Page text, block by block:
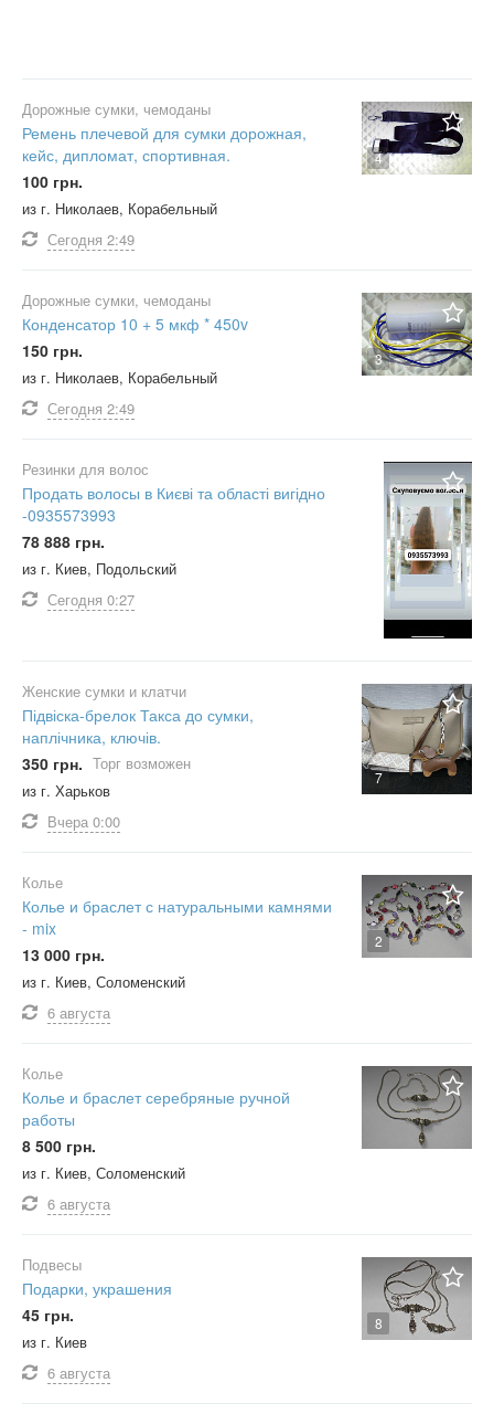
4
Дорожные сумки, чемоданы
Ремень плечевой для сумки дорожная,
кейс, дипломат, спортивная.
100 грн.
из г. Николаев, Корабельный
Сегодня 2:49
3
Дорожные сумки, чемоданы
Конденсатор 10 + 5 мкф * 450v
150 грн.
из г. Николаев, Корабельный
Сегодня 2:49
Резинки для волос
Продать волосы в Києві та області вигідно
-0935573993
78 888 грн.
из г. Киев, Подольский
Сегодня 0:27
7
Женские сумки и клатчи
Підвіска-брелок Такса до сумки,
наплічника, ключів.
350 грн. Торг возможен
из г. Харьков
Вчера 0:00
2
Колье
Колье и браслет с натуральными камнями
- mix
13 000 грн.
из г. Киев, Соломенский
6 августа
Колье
Колье и браслет серебряные ручной
работы
8 500 грн.
из г. Киев, Соломенский
6 августа
8
Подвесы
Подарки, украшения
45 грн.
из г. Киев
6 августа